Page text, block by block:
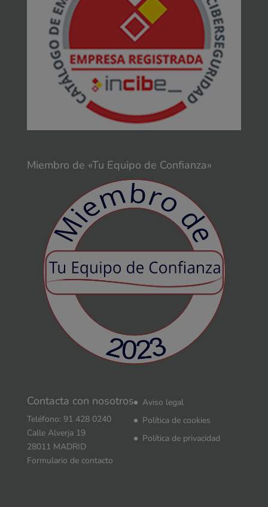
Miembro de «Tu Equipo de Confianza»
Contacta con nosotros
Teléfono: 91 428 0240
Calle Alverja 19
28011 MADRID
Formulario de contacto
Aviso legal
Política de cookies
Política de privacidad